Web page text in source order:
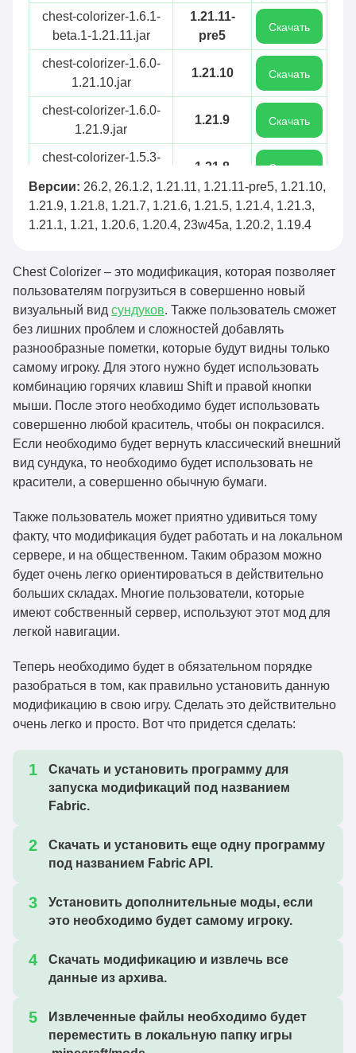
chest-colorizer-1.6.1-
beta.1-1.21.11.jar
1.21.11-
pre5
Скачать
chest-colorizer-1.6.0-
1.21.10.jar
1.21.10 Скачать
chest-colorizer-1.6.0-
1.21.9.jar
1.21.9 Скачать
chest-colorizer-1.5.3-
1.21.8 Скачать
chest-colorizer-1.5.2-
1.21.7.jar
1.21.7 Скачать
1.21.6.jar
chest-colorizer-1.5.1-
1.21.5.jar
1.21.5 Скачать
chest-colorizer-1.5.0-
1.21.5.jar
1.21.5 Скачать
chest-colorizer-1.4.1-
1.21.4.jar
1.21.4 Скачать
chest-colorizer-1.4.0-
1.21.3.jar
1.21.3 Скачать
chest-colorizer-1.3.1-
chest-colorizer-1.3.0-
1.21.jar
1.21 Скачать
chest-colorizer-1.2.1-
1.20.6.jar
1.20.6 Скачать
chest-colorizer-1.2.0-
chest-colorizer-1.1.2-
1.20.6.jar
1.20.6 Скачать
chest-colorizer-1.1.1-
1.20.4 Скачать
chest-colorizer-1.1.0.jar 1.20.4 Скачать
chest-colorizer-1.0.1-
chest-colorizer-1.0.1-
1.20.2
chest-colorizer-1.0.1-
1.19.4.jar
1.19.4 Скачать
chest-colorizer-1.0.0-
1.20.2 Скачать
1.19.4.jar
1.19.4 Скачать
Версии: 26.2, 26.1.2, 1.21.11, 1.21.11-pre5, 1.21.10,
1.21.9, 1.21.8, 1.21.7, 1.21.6, 1.21.5, 1.21.4, 1.21.3,
1.21.1, 1.21, 1.20.6, 1.20.4, 23w45a, 1.20.2, 1.19.4
Chest Colorizer – это модификация, которая позволяет
пользователям погрузиться в совершенно новый
визуальный вид сундуков. Также пользователь сможет
без лишних проблем и сложностей добавлять
разнообразные пометки, которые будут видны только
самому игроку. Для этого нужно будет использовать
комбинацию горячих клавиш Shift и правой кнопки
мыши. После этого необходимо будет использовать
совершенно любой краситель, чтобы он покрасился.
Если необходимо будет вернуть классический внешний
вид сундука, то необходимо будет использовать не
красители, а совершенно обычную бумаги.
Также пользователь может приятно удивиться тому
факту, что модификация будет работать и на локальном
сервере, и на общественном. Таким образом можно
будет очень легко ориентироваться в действительно
больших складах. Многие пользователи, которые
имеют собственный сервер, используют этот мод для
легкой навигации.
Теперь необходимо будет в обязательном порядке
разобраться в том, как правильно установить данную
модификацию в свою игру. Сделать это действительно
очень легко и просто. Вот что придется сделать:
Скачать и установить программу для
запуска модификаций под названием
Fabric.
Скачать и установить еще одну программу
под названием Fabric API.
Установить дополнительные моды, если
это необходимо будет самому игроку.
Скачать модификацию и извлечь все
данные из архива.
Извлеченные файлы необходимо будет
переместить в локальную папку игры